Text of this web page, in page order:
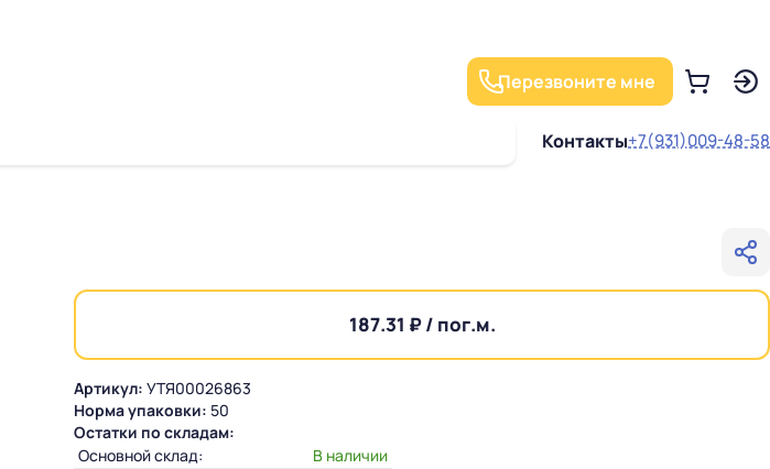
Перезвоните мне
Контакты+7(931)009-48-58
187.31 ₽ / пог.м.
Артикул: УТЯ00026863
Норма упаковки: 50
Остатки по складам:
Основной склад:
В наличии